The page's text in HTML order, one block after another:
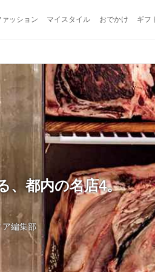
ァッション マイスタイル おでかけ ギフ
、都内の名店4。
ア編集部